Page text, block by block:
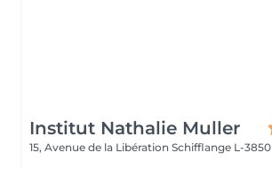
Institut Nathalie Muller
15, Avenue de la Libération Schifflange L-3850